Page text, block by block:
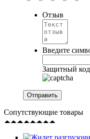
Отзыв
Введите
Защитный код
Сопутствующие товары